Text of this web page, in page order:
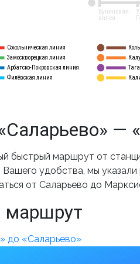
Сокольническая линия
Замоскворецкая линия
Арбатско-Покровская линия
Филёвская линия
Бунинская
аллея
—
быстрый маршрут от
удобства, мы указали
от Саларьево до
маршрут
до «Саларьево»